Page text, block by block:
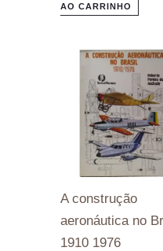
AO CARRINHO
A construção
aeronáutica no
1910 1976